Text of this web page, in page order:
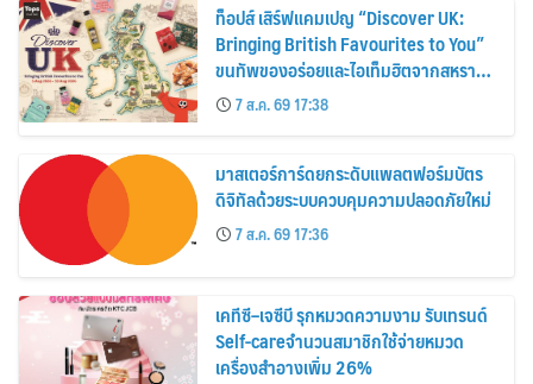
ท็อปส์ เสิร์ฟแคมเปญ “Discover UK:
Bringing British Favourites to You”
ขนทัพของอร่อยและไอเท็มฮิตจากสหราช
อาณาจักร ส่งตรงถึงมือตั้งแต่วันนี้ – 18
สิงหาคมนี้
7 ส.ค. 69 17:38
มาสเตอร์การ์ดยกระดับแพลตฟอร์มบัตร
ดิจิทัลด้วยระบบควบคุมความปลอดภัยใหม่
7 ส.ค. 69 17:36
เคทีซี–เจซีบี รุกหมวดความงาม รับเทรนด์
Self-careจำนวนสมาชิกใช้จ่ายหมวด
เครื่องสำอางเพิ่ม 26%